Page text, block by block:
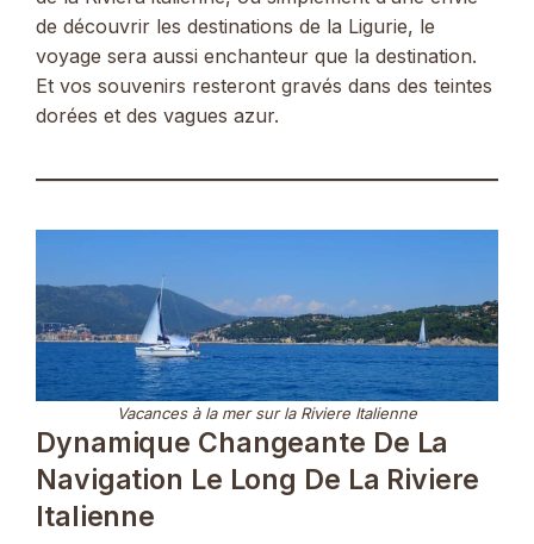
de découvrir les destinations de la Ligurie, le
voyage sera aussi enchanteur que la destination.
Et vos souvenirs resteront gravés dans des teintes
dorées et des vagues azur.
Vacances à la mer sur la Riviere Italienne
Dynamique Changeante De La
Navigation Le Long De La Riviere
Italienne